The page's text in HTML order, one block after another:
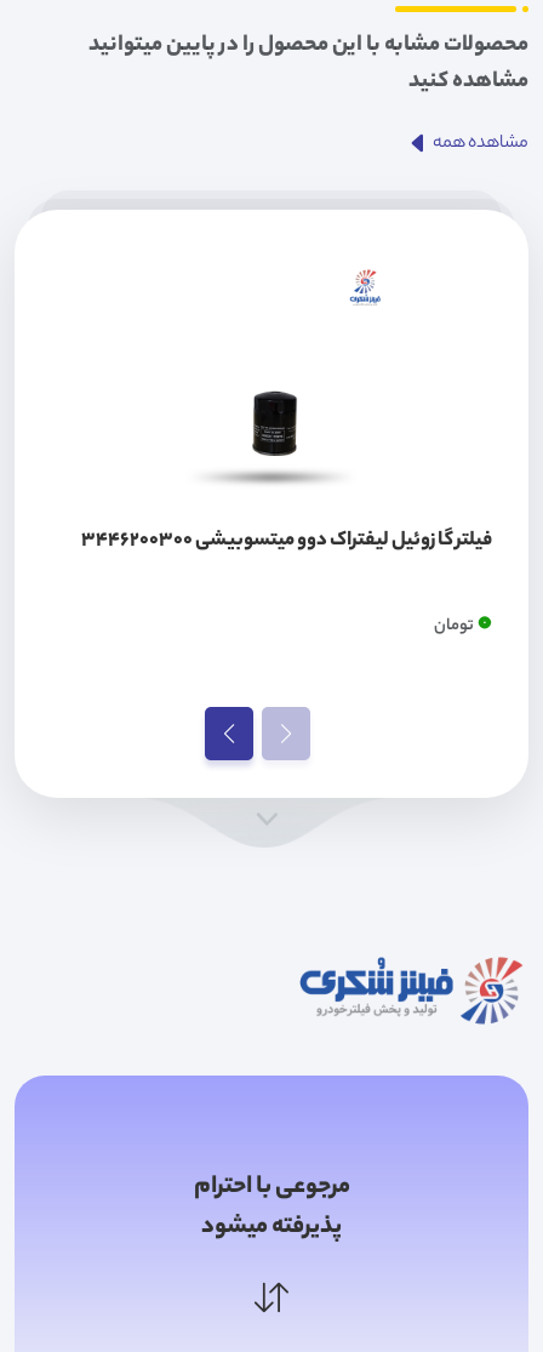
محصولات مشابه با این محصول را در پایین میتوانید
مشاهده کنید
مشاهده همه
فیلتر گازوئیل لیفتراک دوو میتسوبیشی 3446200300
0تومان
مرجوعی با احترام
پذیرفته میشود